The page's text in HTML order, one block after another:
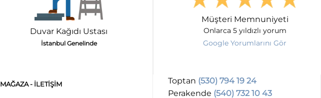
Duvar Kağıdı Ustası
İstanbul Genelinde
Müşteri Memnuniyeti
Onlarca 5 yıldızlı yorum
Google Yorumlarını Gör
MAĞAZA - ILETIŞIM Toptan (530) 794 19 24
Perakende (540) 732 10 43